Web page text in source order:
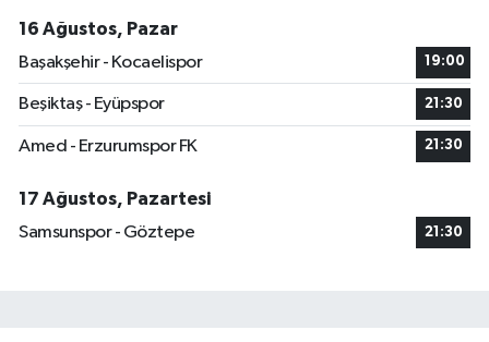
16 Ağustos, Pazar
Başakşehir - Kocaelispor
19:00
Beşiktaş - Eyüpspor 21:30
Amed - Erzurumspor FK 21:30
17 Ağustos, Pazartesi
Samsunspor - Göztepe
21:30